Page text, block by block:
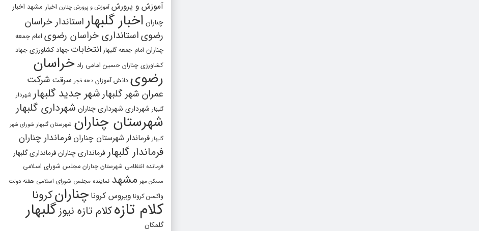
آموزش و پرورش آموزش و پرورش چنارن اخبار مشهد اخبار
چناران اخبار گلبهار استاندار خراسان
رضویاستانداری خراسان رضوی امام جمعه
چناران امام جمعه گلبهار انتخابات جهاد کشاورزی جهاد
کشاورزی چناران حسین امامی راد خراسان
رضوی دانش آموزان دهه فجر سرقت شرکت
عمران شهر گلبهارشهر جدید گلبهار شهردار
گلبهار شهرداری شهرداری چناران شهرداری گلبهار
شهرستان چناران شهرستان گلبهار شورای شهر
گلبهار فرماندار شهرستان چناران فرماندار چناران
فرماندار گلبهار فرمانداری چنارانفرمانداری گلبهار
فرمانده انتظامی شهرستان چناران مجلس شورای اسلامی
مسکن مهر مشهد نماینده مجلس شورای اسلامی هفته دولت
واکسن کرونا ویروس کرونا چنارانکرونا
کلام تازهکلام تازه نیوزگلبهار
گلمکان